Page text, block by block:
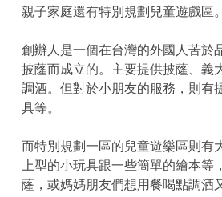
親子家庭還有特別規劃兒童遊戲區。
創辦人是一個在台灣的外國人苦於
披蕯而成立的。主要提供披蕯、義
調酒。但對於小朋友的服務，則有
具等。
而特別規劃一區的兒童遊樂區則有
上型的小玩具跟一些簡單的繪本等
蕯，或媽媽朋友們想用餐喝點調酒